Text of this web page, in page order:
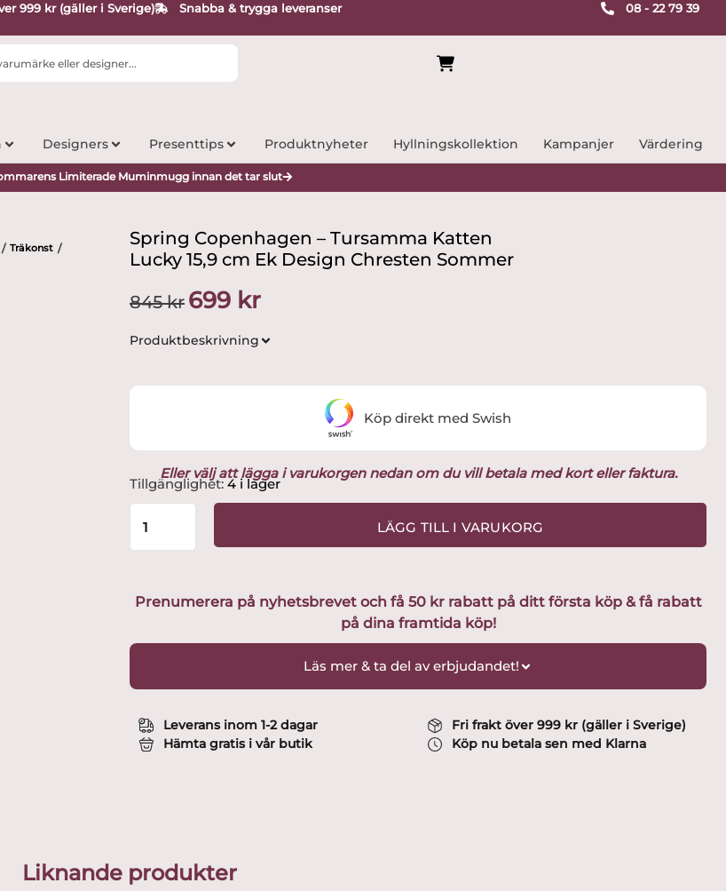
999 kr (gäller i Sverige) Snabba & trygga leveranser 08 - 22 79 39
Designers Presenttips Produktnyheter Hyllningskollektion Kampanjer Värdering
Limiterade Muminmugg innan det tar slut
/ Träkonst /
Spring Copenhagen – Tursamma Katten
Lucky 15,9 cm Ek Design Chresten Sommer
845kr Det
ursprungliga
priset
699 krDet
Produktbeskrivning
Eller välj att lägga i varukorgen nedan om du vill betala med kort eller faktura.
Tillgänglighet: 4 i lager
Spring
Copenhagen
15,9
Ek
mängd
LÄGG TILL I VARUKORG
Köp direkt med Swish
Prenumerera på nyhetsbrevet och få 50 kr rabatt på ditt första köp & få rabatt
på dina framtida köp!
Läs mer & ta del av erbjudandet!
Leverans inom 1-2 dagar
Hämta gratis i vår butik
Fri frakt över 999 kr (gäller i Sverige)
Köp nu betala sen med Klarna
Liknande produkter